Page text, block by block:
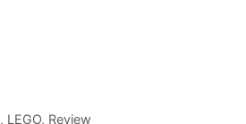
, LEGO, Review